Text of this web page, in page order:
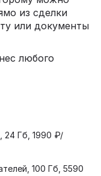
из сделки
или документы
любого
24 Гб, 1990 ₽/
100 Гб, 5590